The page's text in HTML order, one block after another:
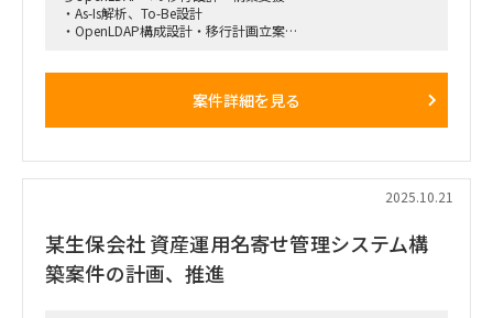
・As-Is解析、To-Be設計
・OpenLDAP構成設計・移行計画立案
案件詳細を見る
2025.10.21
某生保会社 資産運用名寄せ管理システム構
築案件の計画、推進